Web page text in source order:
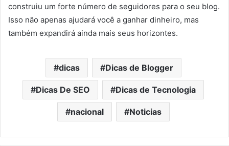
construiu um forte número de seguidores para o seu blog.
Isso não apenas ajudará você a ganhar dinheiro, mas
também expandirá ainda mais seus horizontes.
dicas Dicas de Blogger
Dicas De SEO Dicas de Tecnologia
nacional Noticias